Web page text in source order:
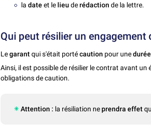
ladateet le lieuderédaction de la lettre.
Qui peut résilier un engagement
Legarantqui s'était portécaution pour une
Ainsi, il est possible de résilier le contrat avant
obligations de caution.
Attention : la résiliation neprendra effet